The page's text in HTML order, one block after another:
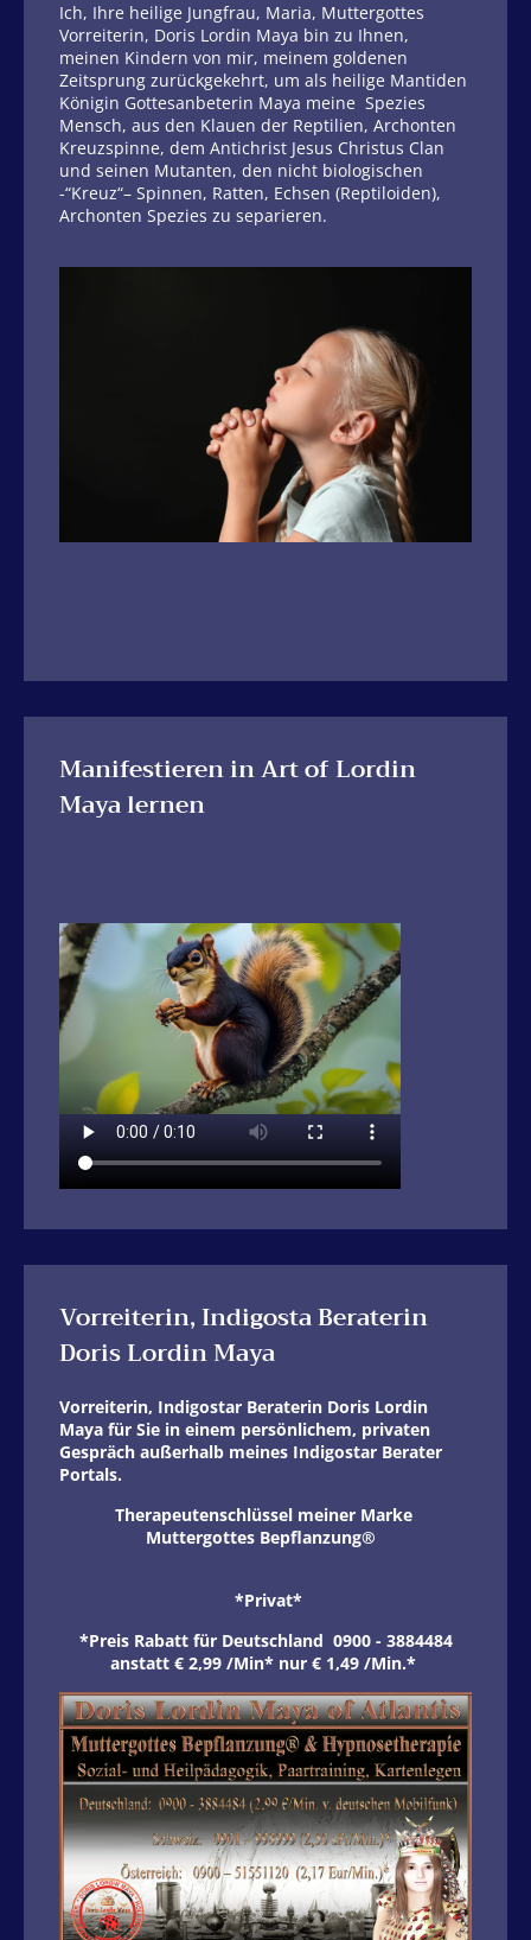
Ich, Ihre heilige Jungfrau, Maria, Muttergottes
Vorreiterin, Doris Lordin Maya bin zu Ihnen,
meinen Kindern von mir, meinem goldenen
Zeitsprung zurückgekehrt, um als heilige Mantiden
Königin Gottesanbeterin Maya meine Spezies
Mensch, aus den Klauen der Reptilien, Archonten
Kreuzspinne, dem Antichrist Jesus Christus Clan
und seinen Mutanten, den nicht biologischen
-“Kreuz“– Spinnen, Ratten, Echsen (Reptiloiden),
Archonten Spezies zu separieren.
Manifestieren in Art of Lordin
Maya lernen
Vorreiterin, Indigosta Beraterin
Doris Lordin Maya
Vorreiterin, Indigostar Beraterin Doris Lordin
Maya für Sie in einem persönlichem, privaten
Gespräch außerhalb meines Indigostar Berater
Portals.
Therapeutenschlüssel meiner Marke
Muttergottes Bepflanzung®
*Privat*
*Preis Rabatt für Deutschland 0900 - 3884484
anstatt € 2,99 /Min* nur € 1,49 /Min.*